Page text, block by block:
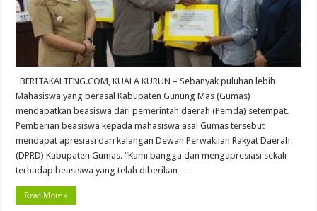
BERITAKALTENG.COM, KUALA KURUN – Sebanyak puluhan lebih
Mahasiswa yang berasal Kabupaten Gunung Mas (Gumas)
mendapatkan beasiswa dari pemerintah daerah (Pemda) setempat.
Pemberian beasiswa kepada mahasiswa asal Gumas tersebut
mendapat apresiasi dari kalangan Dewan Perwakilan Rakyat Daerah
(DPRD) Kabupaten Gumas. “Kami bangga dan mengapresiasi sekali
terhadap beasiswa yang telah diberikan …
Read More »